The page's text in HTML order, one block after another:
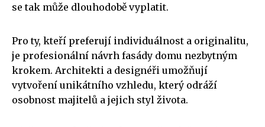
se tak může dlouhodobě vyplatit.
Pro ty, kteří preferují individuálnost a originalitu,
je profesionální návrh fasády domu nezbytným
krokem. Architekti a designéři umožňují
vytvoření unikátního vzhledu, který odráží
osobnost majitelů a jejich styl života.